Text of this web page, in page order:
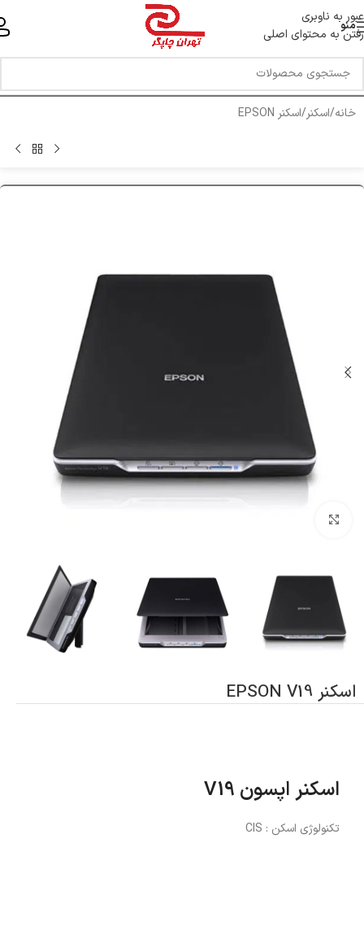
عبور به ناوبری
رفتن به محتوای اصلی
منو
خانه/اسکنر/اسکنر EPSON
اسکنر EPSON V19
اسکنر اپسون V19
تکنولوژی اسکن : CIS